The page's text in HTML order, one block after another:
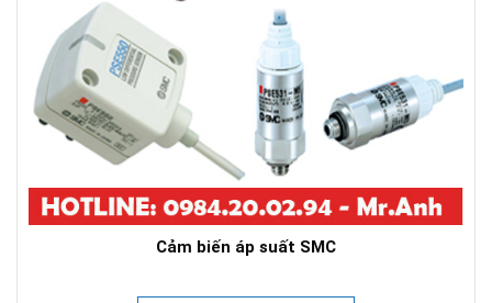
Cảm biến áp suất SMC